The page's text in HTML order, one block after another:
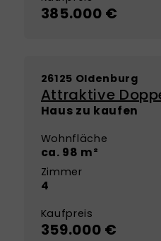
385.000 €
26125 Oldenburg
Haus zu kaufen
Wohnfläche
ca. 98 m²
Zimmer
4
Kaufpreis
359.000 €